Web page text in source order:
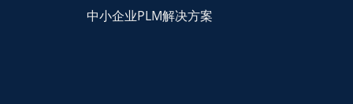
中小企业PLM解决方案